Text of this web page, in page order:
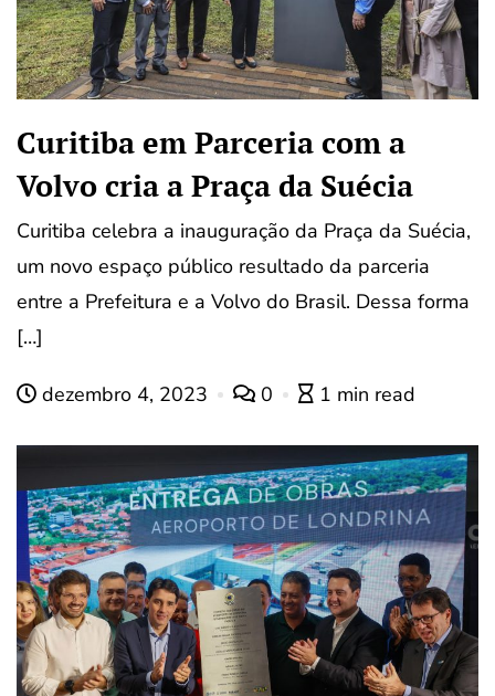
Curitiba em Parceria com a
Volvo cria a Praça da Suécia
Curitiba celebra a inauguração da Praça da Suécia,
um novo espaço público resultado da parceria
entre a Prefeitura e a Volvo do Brasil. Dessa forma
[…]
dezembro 4, 2023 0 1 min read